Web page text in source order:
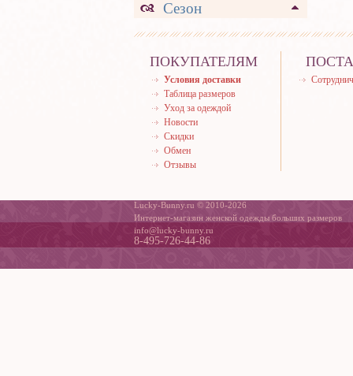
Сезон
ПОКУПАТЕЛЯМ
Условия доставки
Таблица размеров
Уход за одеждой
Новости
Скидки
Обмен
Отзывы
Lucky-Bunny.ru © 2010-2026
Интернет-магазин женской одежды больших размеров
info@lucky-bunny.ru
8-495-726-44-86